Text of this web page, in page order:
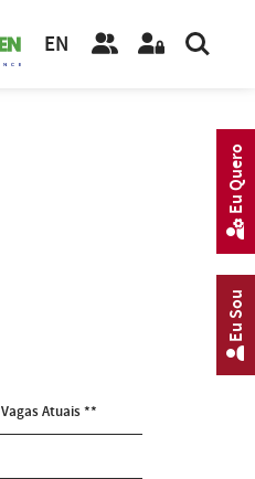
EN
Vagas Atuais **
Eu Sou
Eu Quero